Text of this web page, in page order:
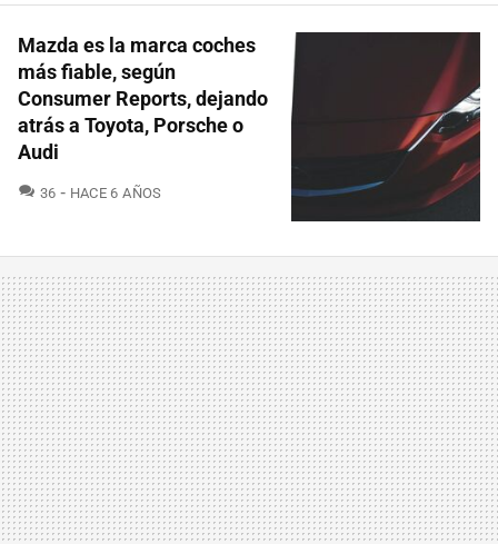
Mazda es la marca coches
más fiable, según
Consumer Reports, dejando
atrás a Toyota, Porsche o
Audi
36 COMENTARIOS
HACE 6 AÑOS